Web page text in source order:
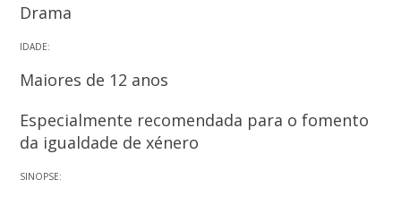
Drama
IDADE:
Maiores de 12 anos
Especialmente recomendada para o fomento
da igualdade de xénero
SINOPSE: